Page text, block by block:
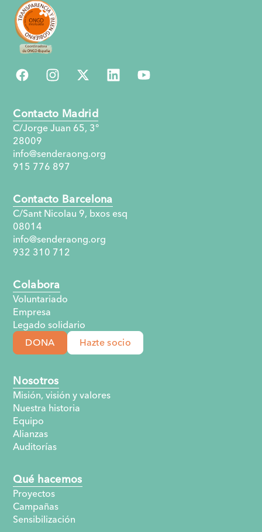
Nosotros
Misión, visión y valores
Nuestra historia
Equipo
Alianzas
Auditorías
Qué hacemos
Proyectos
Campañas
Sensibilización
Colabora
Voluntariado
Empresa
Legado solidario
DONA Hazte socio
Contacto Madrid
C/Jorge Juan 65, 3°
28009
info@senderaong.org
915 776 897
Contacto Barcelona
C/Sant Nicolau 9, bxos esq
08014
info@senderaong.org
932 310 712